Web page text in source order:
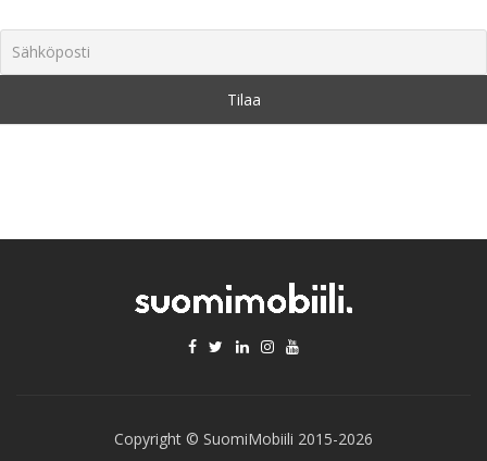
Copyright © SuomiMobiili 2015-2026